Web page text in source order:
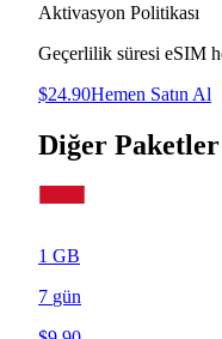
Aktivasyon Politikası
Geçerlilik süresi eSIM
$24.90Hemen Satın Al
Diğer Paketler
1 GB
7 gün